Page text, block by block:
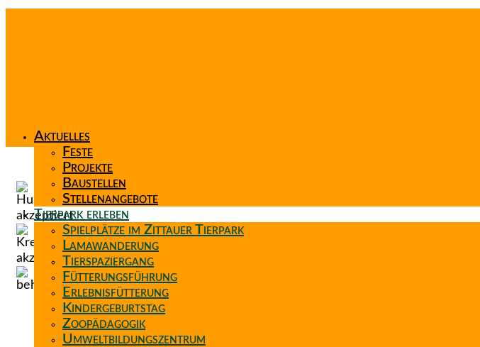
Aktuelles
Feste
Projekte
Baustellen
Stellenangebote
Tierpark erleben
Spielplätze im Zittauer Tierpark
Lamawanderung
Tierspaziergang
Fütterungsführung
Erlebnisfütterung
Kindergeburtstag
Zoopädagogik
Umweltbildungszentrum